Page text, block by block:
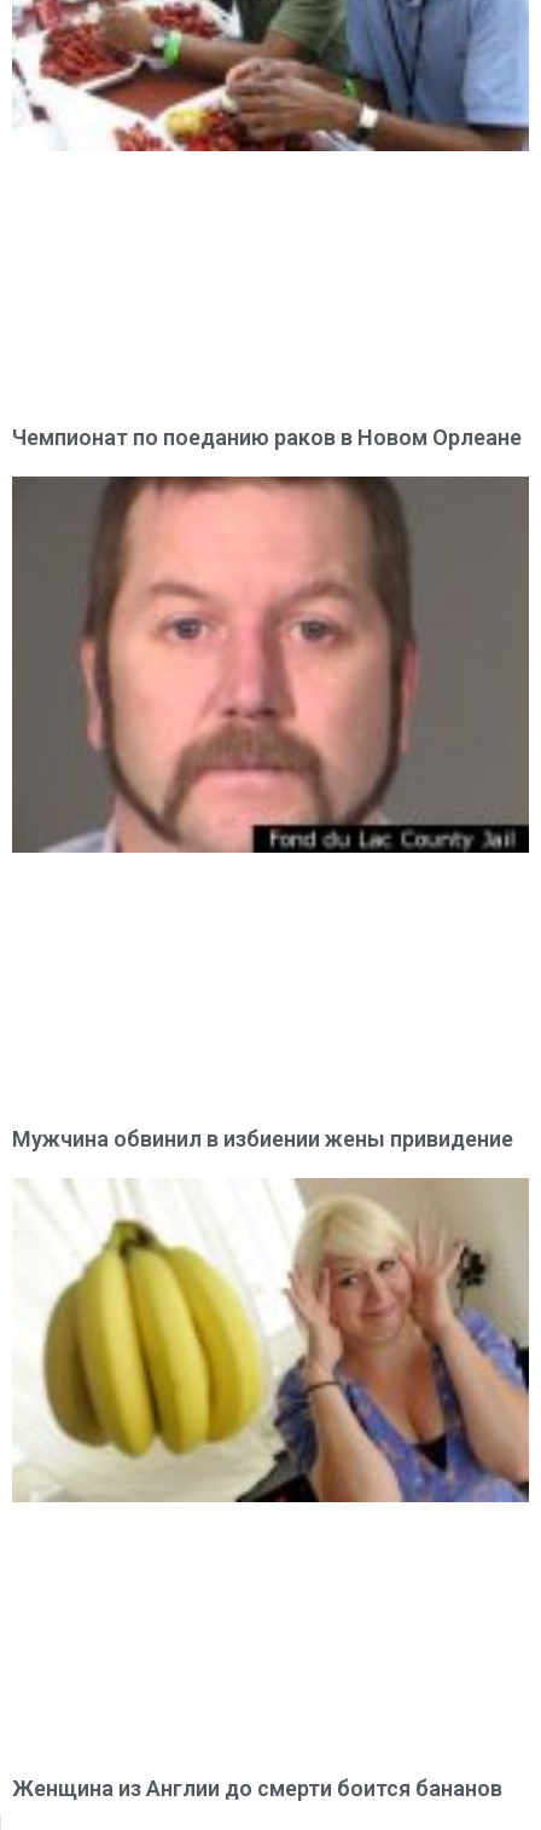
Чемпионат по поеданию раков в Новом Орлеане
Мужчина обвинил в избиении жены привидение
Женщина из Англии до смерти боится бананов